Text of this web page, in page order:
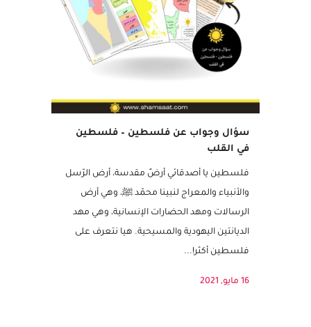
سؤال وجواب عن فلسطين – فلسطين
في القلب
مميز
فلسطين يا أصدقائي أرضٌ مقدسة، أرض الرّسل
والأنبياء والمعراج لنبينا محمّد ﷺ، وهي أرض
الرسالات ومهد الحضارات الإنسانية، وهي مهد